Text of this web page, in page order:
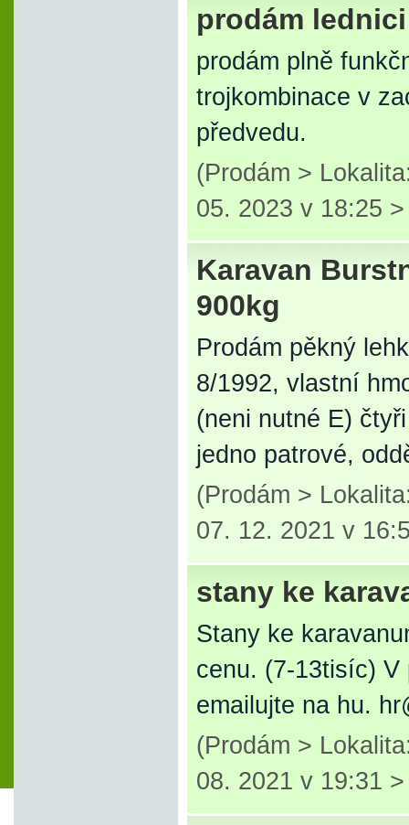
prodám
prodám plně
trojkombinace v
předvedu.
(Prodám >
05. 2023 v 18:25
Karavan
900kg
Prodám pěkný
8/1992, vlastní
(neni nutné E)
jedno patrové,
(Prodám >
07. 12. 2021 v
stany ke
Stany ke
cenu. (7-13tisíc) V
emailujte na hu.
(Prodám >
08. 2021 v 19:31